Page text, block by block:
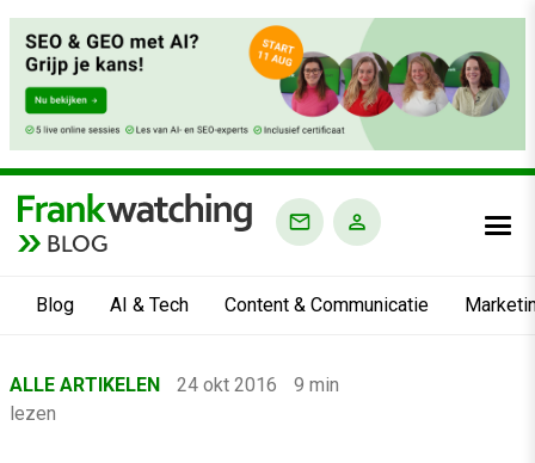
BLOG
Blog AI & Tech Content & Communicatie
›
ALLE ARTIKELEN 24 okt 2016
9 min
lezen